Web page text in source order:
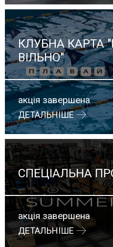
КЛУБНА КАРТА
ВІЛЬНО"
акція завершена
ДЕТАЛЬНІШЕ
СПЕЦІАЛЬНА
акція завершена
ДЕТАЛЬНІШЕ